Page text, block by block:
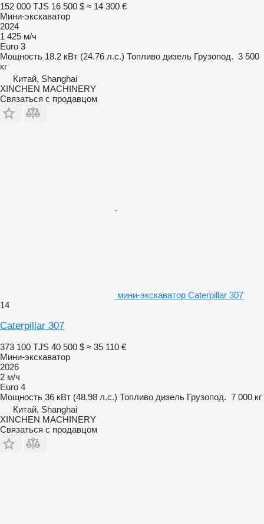
152 000 TJS 16 500 $ ≈ 14 300 €
Мини-экскаватор
2024
1 425 м/ч
Euro 3
Мощность 18.2 кВт (24.76 л.с.) Топливо дизель Грузопод. 3 500
кг
Китай, Shanghai
XINCHEN MACHINERY
Связаться с продавцом
мини-экскаватор Caterpillar 307
14
Caterpillar 307
373 100 TJS 40 500 $ ≈ 35 110 €
Мини-экскаватор
2026
2 м/ч
Euro 4
Мощность 36 кВт (48.98 л.с.) Топливо дизель Грузопод. 7 000 кг
Китай, Shanghai
XINCHEN MACHINERY
Связаться с продавцом